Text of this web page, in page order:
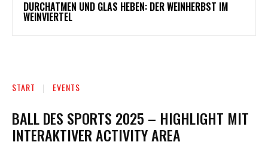
DURCHATMEN UND GLAS HEBEN: DER WEINHERBST IM
WEINVIERTEL